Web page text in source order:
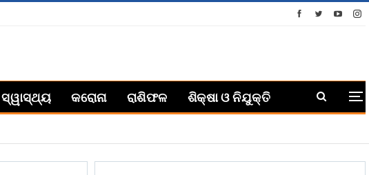
ସ୍ୱାସ୍ଥ୍ୟ କରୋନା ରାଶିଫଳ ଶିକ୍ଷା ଓ ନିଯୁକ୍ତି